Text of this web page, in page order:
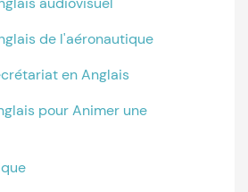
de l'aéronautique
en Anglais
pour Animer une